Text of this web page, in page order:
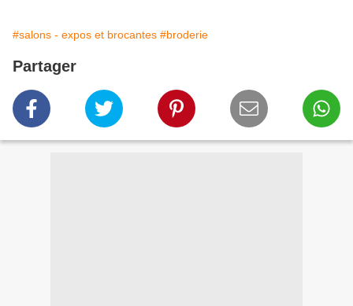
#salons - expos et brocantes #broderie
Partager